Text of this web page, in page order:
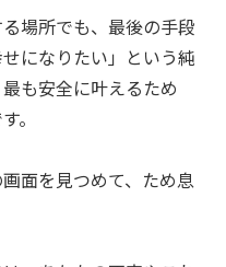
場所でも、最後の手段
になりたい」という純
も安全に叶えるため
。
面を見つめて、ため息